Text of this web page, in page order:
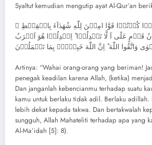
Syaltut kemudian mengutip ayat Al-Qur’an
كُوۡنُوۡا قَوَّا امِيۡنَ لِلّٰهِ شُهَدَآءَ بِالۡقِسۡطِ‌
قَوۡمٍ عَلٰٓى اَ لَّا تَعۡدِلُوۡا‌ ؕ اِعۡدِلُوۡا هُوَ اَقۡرَبُ
وَاتَّقُوا اللّٰهَ‌ ؕ اِنَّ اللّٰهَ خَبِيۡرٌۢ بِمَا تَعۡمَلُوۡنَ
Artinya: “Wahai orang-orang yang beriman!
penegak keadilan karena Allah, (ketika)
Dan janganlah kebencianmu terhadap suatu
kamu untuk berlaku tidak adil. Berlaku adillah.
lebih dekat kepada takwa. Dan bertakwalah
sungguh, Allah Mahateliti terhadap apa yang
Al-Ma’idah [5]: 8).